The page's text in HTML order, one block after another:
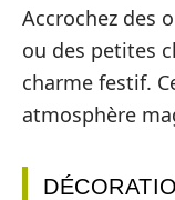
Accrochez des
ou des petites
charme festif.
atmosphère